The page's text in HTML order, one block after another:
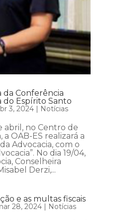
da Conferência
do Espírito Santo
3, 2024| Notícias
abril, no Centro de
OAB-ES realizará a
Advocacia, com o
No dia 19/04,
Conselheira
Derzi,...
e as multas fiscais
28, 2024| Notícias